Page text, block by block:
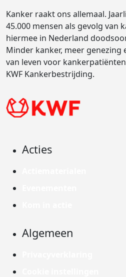
Kanker raakt ons allemaal.
45.000 mensen als gevolg van
hiermee in Nederland
Minder kanker, meer genezing
van leven voor
KWF Kankerbestrijding.
Acties
Algemeen